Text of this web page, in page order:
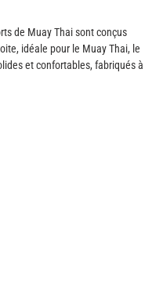
de Muay Thai sont conçus
idéale pour le Muay Thai, le
et confortables, fabriqués à